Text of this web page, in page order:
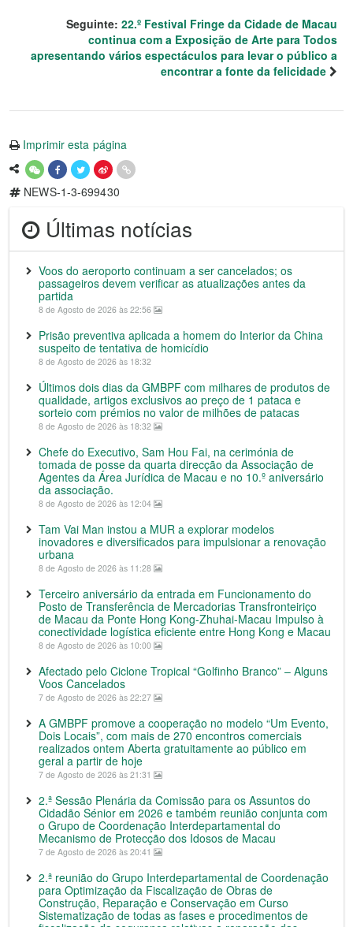
Seguinte: 22.º Festival Fringe da Cidade de Macau
continua com a Exposição de Arte para Todos
apresentando vários espectáculos para levar o público a
encontrar a fonte da felicidade
Imprimir esta página
NEWS-1-3-699430
Últimas notícias
Voos do aeroporto continuam a ser cancelados; os
passageiros devem verificar as atualizações antes da
partida
8 de Agosto de 2026 às 22:56
Prisão preventiva aplicada a homem do Interior da China
suspeito de tentativa de homicídio
8 de Agosto de 2026 às 18:32
Últimos dois dias da GMBPF com milhares de produtos de
qualidade, artigos exclusivos ao preço de 1 pataca e
sorteio com prémios no valor de milhões de patacas
8 de Agosto de 2026 às 18:32
Chefe do Executivo, Sam Hou Fai, na cerimónia de
tomada de posse da quarta direcção da Associação de
Agentes da Área Jurídica de Macau e no 10.º aniversário
da associação.
8 de Agosto de 2026 às 12:04
Tam Vai Man instou a MUR a explorar modelos
inovadores e diversificados para impulsionar a renovação
urbana
8 de Agosto de 2026 às 11:28
Terceiro aniversário da entrada em Funcionamento do
Posto de Transferência de Mercadorias Transfronteiriço
de Macau da Ponte Hong Kong-Zhuhai-Macau Impulso à
conectividade logística eficiente entre Hong Kong e Macau
8 de Agosto de 2026 às 10:00
Afectado pelo Ciclone Tropical “Golfinho Branco” – Alguns
Voos Cancelados
7 de Agosto de 2026 às 22:27
A GMBPF promove a cooperação no modelo “Um Evento,
Dois Locais”, com mais de 270 encontros comerciais
realizados ontem Aberta gratuitamente ao público em
geral a partir de hoje
7 de Agosto de 2026 às 21:31
2.ª Sessão Plenária da Comissão para os Assuntos do
Cidadão Sénior em 2026 e também reunião conjunta com
o Grupo de Coordenação Interdepartamental do
Mecanismo de Protecção dos Idosos de Macau
7 de Agosto de 2026 às 20:41
2.ª reunião do Grupo Interdepartamental de Coordenação
para Optimização da Fiscalização de Obras de
Construção, Reparação e Conservação em Curso
Sistematização de todas as fases e procedimentos de